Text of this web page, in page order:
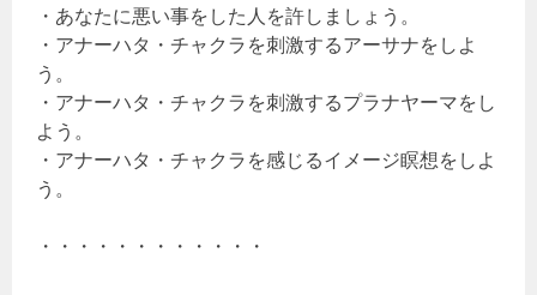
・あなたに悪い事をした人を許しましょう。
・アナーハタ・チャクラを刺激するアーサナをしよ
う。
・アナーハタ・チャクラを刺激するプラナヤーマをし
よう。
・アナーハタ・チャクラを感じるイメージ瞑想をしよ
う。
・・・・・・・・・・・・